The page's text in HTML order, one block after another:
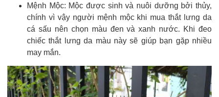
Mệnh Mộc: Mộc được sinh và nuôi dưỡng bởi thủy,
chính vì vậy người mệnh mộc khi mua thắt lưng da
cá sấu nên chọn màu đen và xanh nước. Khi đeo
chiếc thắt lưng da màu này sẽ giúp bạn gặp nhiều
may mắn.